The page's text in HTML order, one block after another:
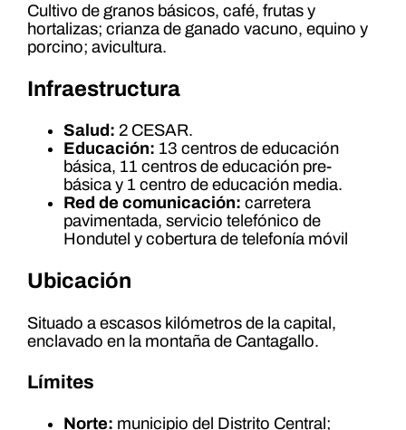
Cultivo de granos básicos, café, frutas y
hortalizas; crianza de ganado vacuno, equino y
porcino; avicultura.
Infraestructura
Salud: 2 CESAR.
Educación: 13 centros de educación
básica, 11 centros de educación pre-
básica y 1 centro de educación media.
Red de comunicación: carretera
pavimentada, servicio telefónico de
Hondutel y cobertura de telefonía móvil
Ubicación
Situado a escasos kilómetros de la capital,
enclavado en la montaña de Cantagallo.
Límites
Norte: municipio del Distrito Central;